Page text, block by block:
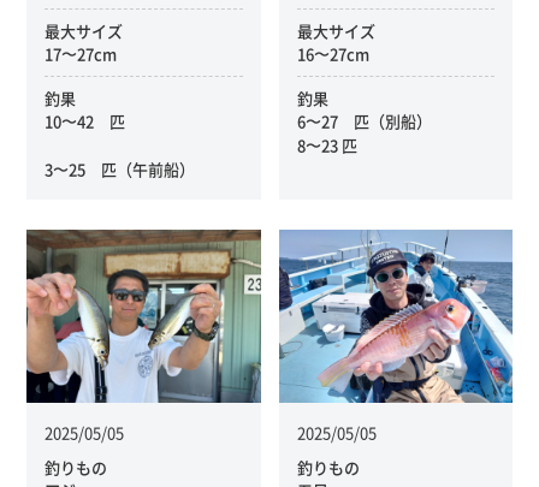
最大サイズ
17〜27cm
釣果
10〜42 匹
3〜25 匹（午前船）
最大サイズ
16〜27cm
釣果
6〜27 匹（別船）
8〜23 匹
2025/05/05
釣りもの
2025/05/05
釣りもの